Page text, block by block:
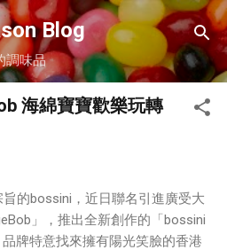
到主要內容
Blog
調味品
海綿寶寶歡樂玩轉
的bossini，近日聯名引進廣受大
」，推出全新創作的「bossini
牌特意找來擁有陽光笑臉的香港